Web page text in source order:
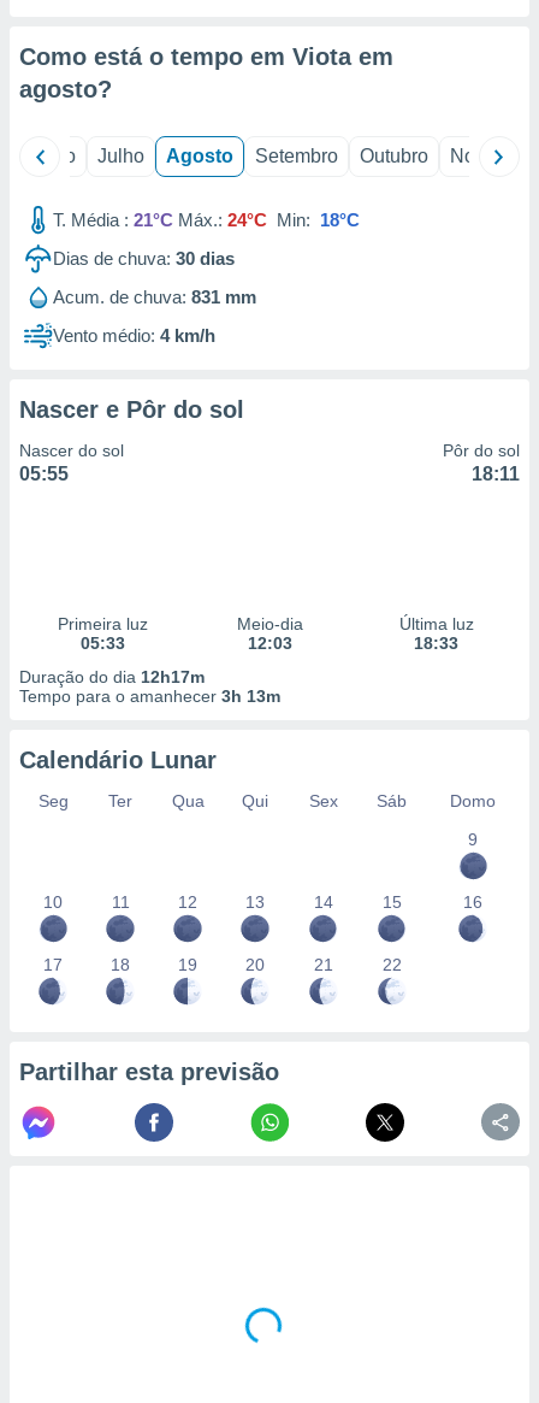
através
estudos
de
Como está o tempo em Viota em
agosto?
Junho Julho Agosto Setembro Outubro Novembro
T. Média : 21°C Máx.: 24°C Min: 18°C
Dias de chuva: 30 dias
Acum. de chuva: 831 mm
Vento médio: 4 km/h
Nascer e Pôr do sol
Nascer do sol
05:55
Pôr do sol
18:11
Primeira luz
05:33
Meio-dia
12:03
Última luz
18:33
Duração do dia 12h17m
Tempo para o amanhecer 3h 13m
Calendário Lunar
Seg Ter Qua Qui Sex Sáb
Domo
9
10 11 12 13 14 15 16
17 18 19 20 21 22
Partilhar esta previsão